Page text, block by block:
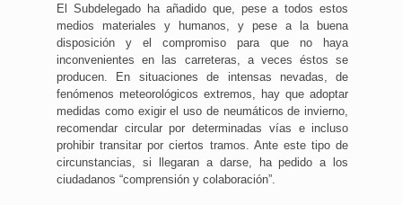
El Subdelegado ha añadido que, pese a todos estos
medios materiales y humanos, y pese a la buena
disposición y el compromiso para que no haya
inconvenientes en las carreteras, a veces éstos se
producen. En situaciones de intensas nevadas, de
fenómenos meteorológicos extremos, hay que adoptar
medidas como exigir el uso de neumáticos de invierno,
recomendar circular por determinadas vías e incluso
prohibir transitar por ciertos tramos. Ante este tipo de
circunstancias, si llegaran a darse, ha pedido a los
ciudadanos “comprensión y colaboración”.